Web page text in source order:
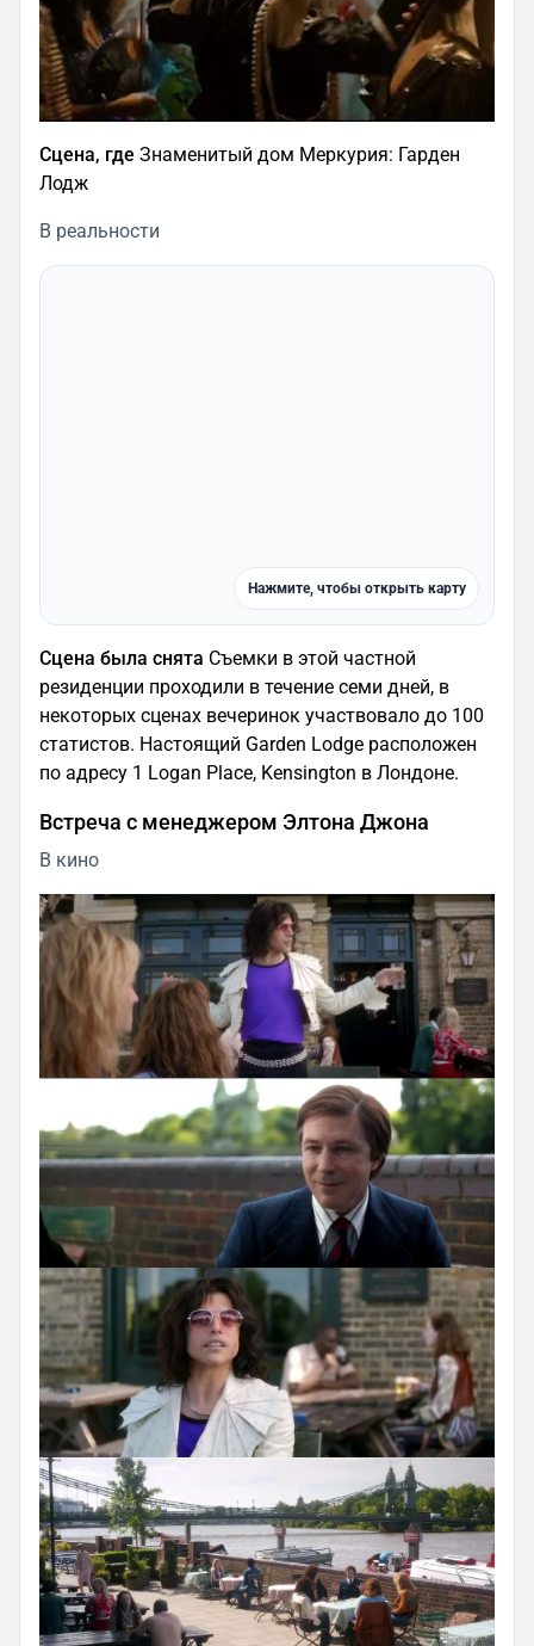
Сцена, где Знаменитый дом Меркурия: Гарден
Лодж
В реальности
Нажмите, чтобы открыть карту
Сцена была снята Съемки в этой частной
резиденции проходили в течение семи дней, в
некоторых сценах вечеринок участвовало до 100
статистов. Настоящий Garden Lodge расположен
по адресу 1 Logan Place, Kensington в Лондоне.
Встреча с менеджером Элтона Джона
В кино